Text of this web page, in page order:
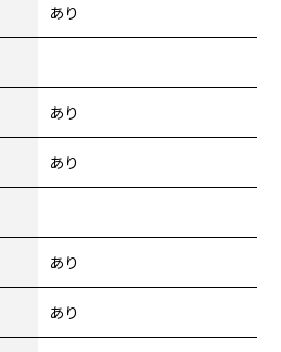
あり
あり
あり
あり
あり